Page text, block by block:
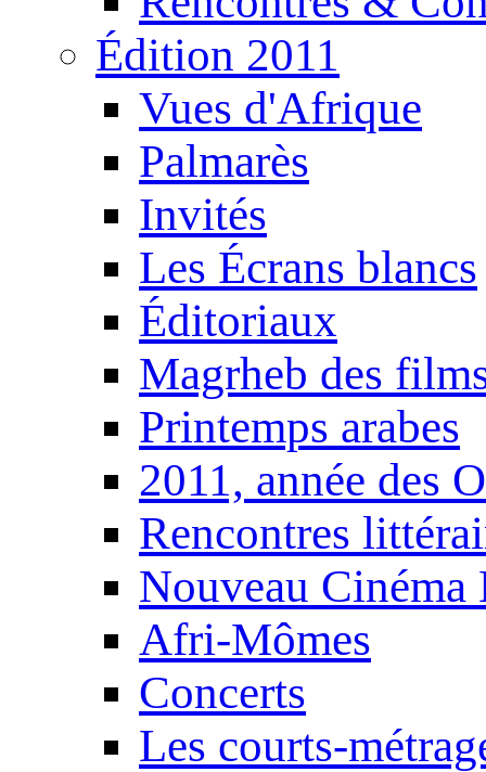
Édition 2011
Vues d'Afrique
Palmarès
Invités
Les Écrans blancs
Éditoriaux
Magrheb des
Printemps arabes
2011, année des
Rencontres
Nouveau Cinéma
Afri-Mômes
Concerts
Les courts-